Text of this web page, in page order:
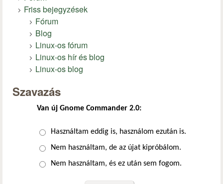
Friss bejegyzések
Fórum
Blog
Linux-os fórum
Linux-os hír és blog
Linux-os blog
Szavazás
Van új Gnome Commander 2.0:
Választások
Használtam eddig is, használom ezután is.
Nem használtam, de az újat kipróbálom.
Nem használtam, és ez után sem fogom.